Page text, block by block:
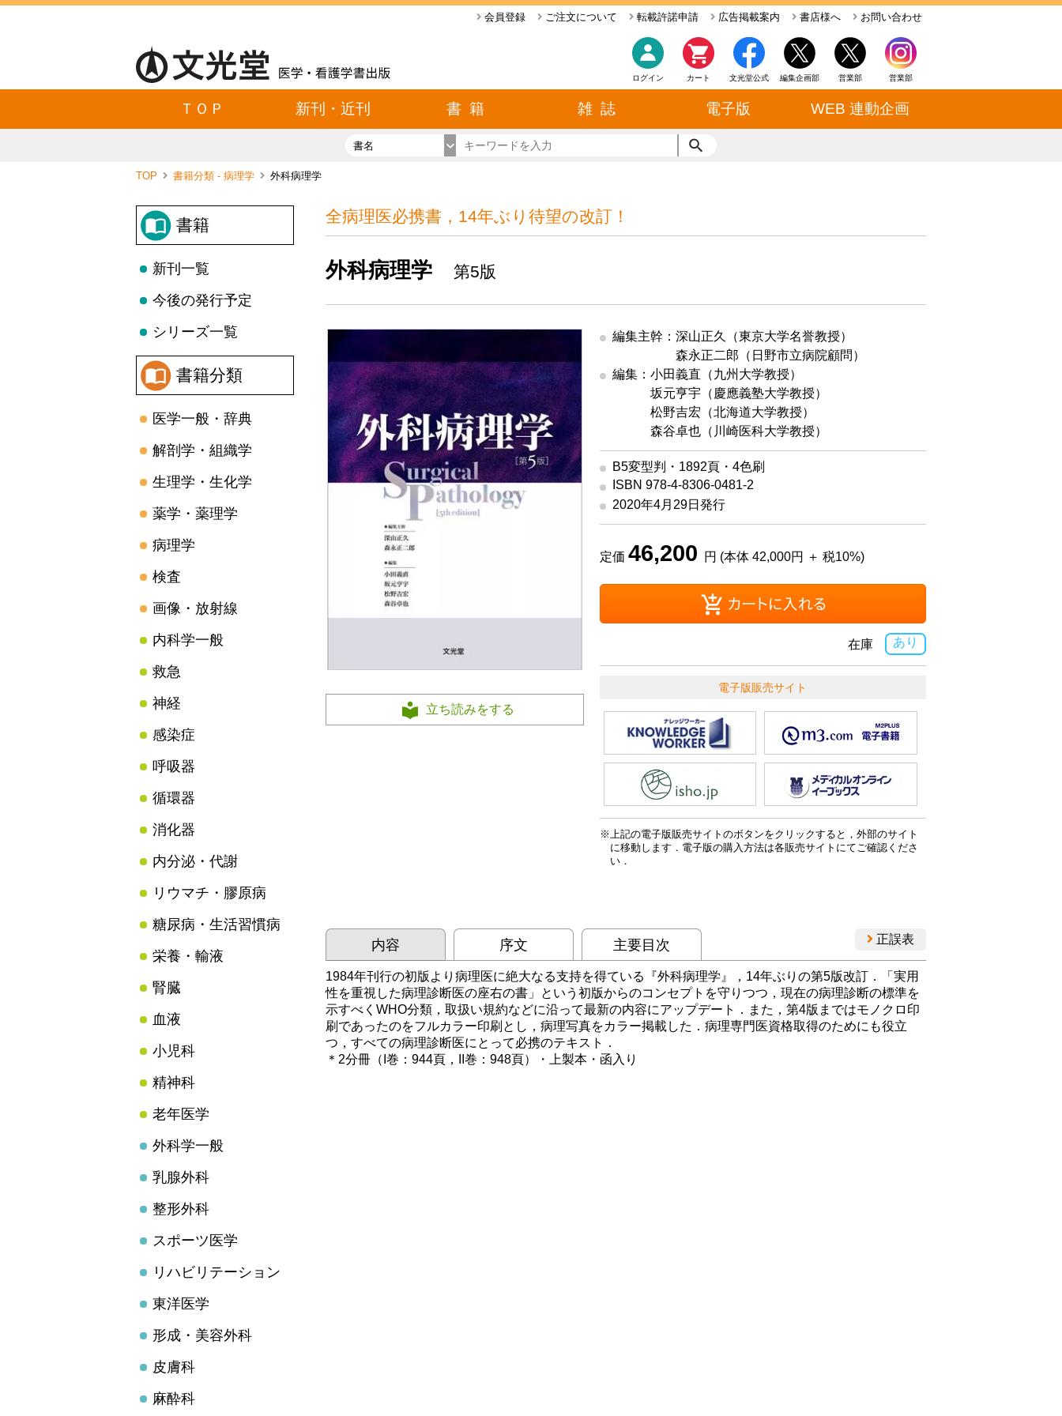
お問い合わせ
書店様へ
広告掲載案内
転載許諾申請
ご注文について
会員登録
営業部
営業部
編集企画部
文光堂公式
カート
ログイン
ＴＯＰ 新刊・近刊 書 籍 雑 誌 電子版 WEB 連動企画
書名
TOP 書籍分類 - 病理学 外科病理学
書籍
新刊一覧
今後の発行予定
シリーズ一覧
書籍分類
医学一般・辞典
解剖学・組織学
生理学・生化学
薬学・薬理学
病理学
検査
画像・放射線
内科学一般
救急
神経
感染症
呼吸器
循環器
消化器
内分泌・代謝
リウマチ・膠原病
糖尿病・生活習慣病
栄養・輸液
腎臓
血液
小児科
精神科
老年医学
外科学一般
乳腺外科
整形外科
スポーツ医学
リハビリテーション
東洋医学
形成・美容外科
皮膚科
麻酔科
全病理医必携書，14年ぶり待望の改訂！
外科病理学 第5版
立ち読みをする
編集主幹：深山正久（東京大学名誉教授）
森永正二郎（日野市立病院顧問）
編集：小田義直（九州大学教授）
坂元亨宇（慶應義塾大学教授）
松野吉宏（北海道大学教授）
森谷卓也（川崎医科大学教授）
B5変型判・1892頁・4色刷
ISBN 978-4-8306-0481-2
2020年4月29日発行
定価 46,200 円 (本体 42,000円 ＋ 税10%)
あり
在庫
電子版販売サイト
上記の電子版販売サイトのボタンをクリックすると，外部のサイト
に移動します．電子版の購入方法は各販売サイトにてご確認くださ
い．
正誤表
内容 序文 主要目次
1984年刊行の初版より病理医に絶大なる支持を得ている『外科病理学』，14年ぶりの第5版改訂．「実用
性を重視した病理診断医の座右の書」という初版からのコンセプトを守りつつ，現在の病理診断の標準を
示すべくWHO分類，取扱い規約などに沿って最新の内容にアップデート．また，第4版まではモノクロ印
刷であったのをフルカラー印刷とし，病理写真をカラー掲載した．病理専門医資格取得のためにも役立
つ，すべての病理診断医にとって必携のテキスト．
＊2分冊（I巻：944頁，II巻：948頁）・上製本・函入り